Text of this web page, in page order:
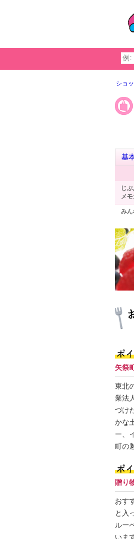
ショ
基
じ
メモ:
みん
矢祭
東北
業法
づけ
かな
ー、
町の
贈り
おす
と入
ルー
いま